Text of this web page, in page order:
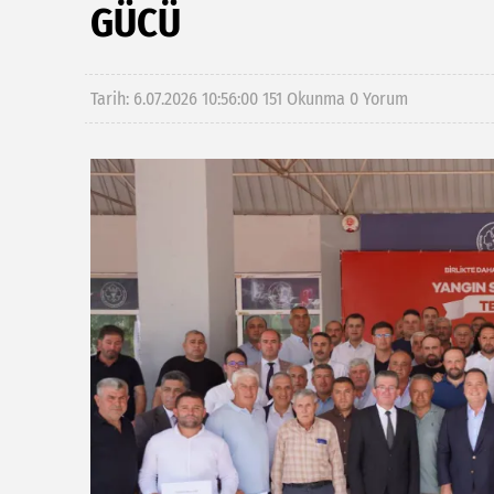
GÜCÜ
Tarih: 6.07.2026 10:56:00 151 Okunma 0 Yorum